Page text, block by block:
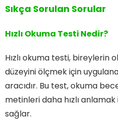
Sıkça Sorulan Sorular
Hızlı Okuma Testi Nedir?
Hızlı okuma testi, bireylerin
düzeyini ölçmek için
aracıdır. Bu test, okuma
metinleri daha hızlı
sağlar.